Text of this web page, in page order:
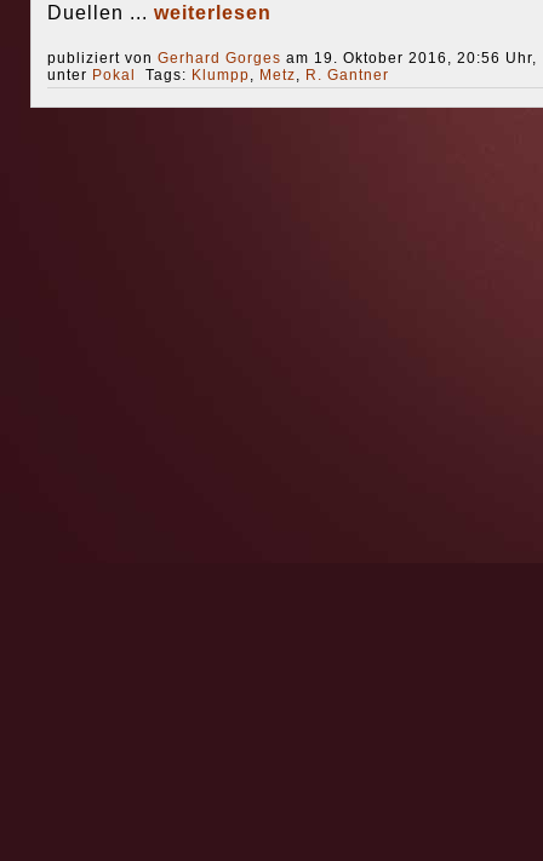
Duellen ... weiterlesen
publiziert von Gerhard Gorges am 19. Oktober 2016, 20:56 Uhr,
unter Pokal Tags: Klumpp, Metz, R. Gantner